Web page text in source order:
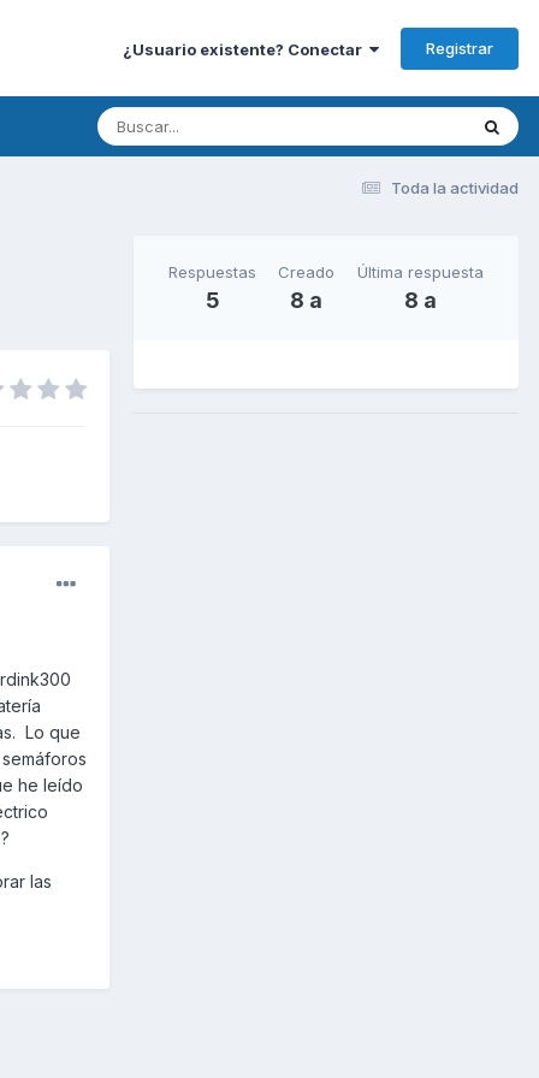
¿Usuario existente? Conectar Registrar
Toda la actividad
Lo que
he leído
las
Respuestas
5
Creado
8 a
Última respuesta
8 a